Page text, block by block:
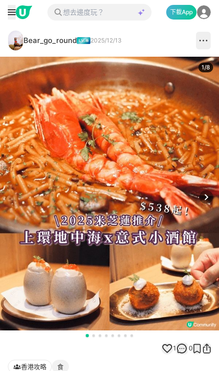
下載App
Bear_go_round 2025/12/13
1/8
1 0
香港攻略 食